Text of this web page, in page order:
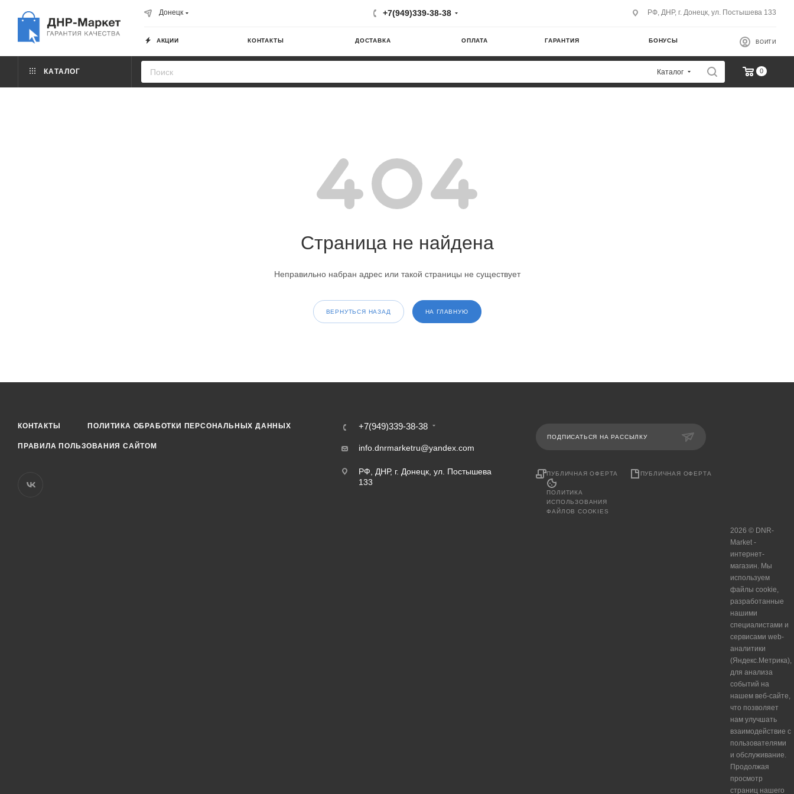
Донецк +7(949)339-38-38 РФ, ДНР, г. Донецк, ул. Постышева 133
АКЦИИ КОНТАКТЫ ДОСТАВКА ОПЛАТА ГАРАНТИЯ БОНУСЫ ВОЙТИ
КАТАЛОГ Каталог 0
Страница не найдена
Неправильно набран адрес или такой страницы не существует
ВЕРНУТЬСЯ НАЗАД НА ГЛАВНУЮ
КОНТАКТЫ ПОЛИТИКА ОБРАБОТКИ ПЕРСОНАЛЬНЫХ ДАННЫХ
ПРАВИЛА ПОЛЬЗОВАНИЯ САЙТОМ
+7(949)339-38-38
info.dnrmarketru@yandex.com
РФ, ДНР, г. Донецк, ул. Постышева
133
ПОДПИСАТЬСЯ НА РАССЫЛКУ
ПУБЛИЧНАЯ ОФЕРТА
ПОЛИТИКА
ИСПОЛЬЗОВАНИЯ
ФАЙЛОВ COOKIES
ПУБЛИЧНАЯ ОФЕРТА
2026 © DNR-
Market -
интернет-
магазин. Мы
используем
файлы cookie,
разработанные
нашими
специалистами и
сервисами web-
аналитики
(Яндекс.Метрика),
для анализа
событий на
нашем веб-сайте,
что позволяет
нам улучшать
взаимодействие с
пользователями
и обслуживание.
Продолжая
просмотр
страниц нашего